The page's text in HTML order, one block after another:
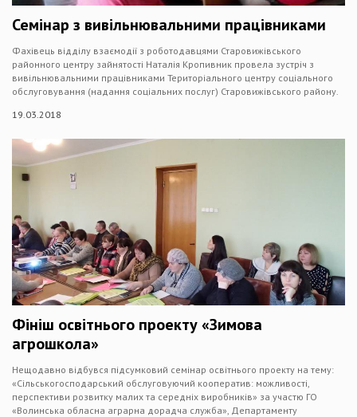
Семінар з вивільнювальними працівниками
Фахівець відділу взаємодії з роботодавцями Старовижівського
районного центру зайнятості Наталія Кропивник провела зустріч з
вивільнювальними працівниками Територіального центру соціального
обслуговування (надання соціальних послуг) Старовижівського району.
19.03.2018
Фініш освітнього проекту «Зимова
агрошкола»
Нещодавно відбувся підсумковий семінар освітнього проекту на тему:
«Сільськогосподарський обслуговуючий кооператив: можливості,
перспективи розвитку малих та середніх виробників» за участю ГО
«Волинська обласна аграрна дорадча служба», Департаменту